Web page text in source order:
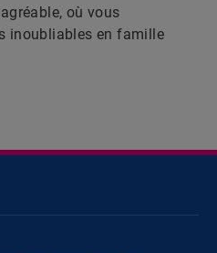
où vous
inoubliables en famille